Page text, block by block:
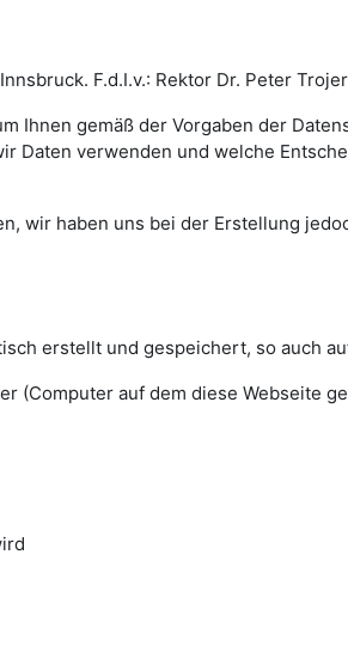
F.d.I.v.: Rektor Dr. Peter Trojer
Ihnen gemäß der Vorgaben der
Daten verwenden und welche
wir haben uns bei der Erstellung
erstellt und gespeichert, so auch
(Computer auf dem diese Webseite